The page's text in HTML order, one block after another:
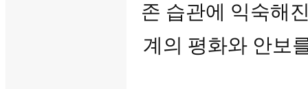
존 습관에 익숙해
계의 평화와 안보